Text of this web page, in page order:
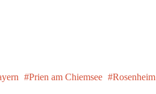
Prien am Chiemsee
Rosenheim